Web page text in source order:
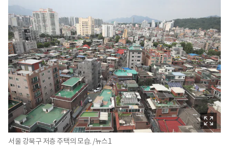
서울 강북구 저층 주택의 모습. /뉴스1